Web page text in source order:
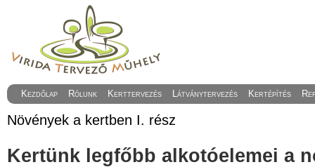
Kezdőlap Rólunk Kerttervezés Látványtervezés Kertépítés
Növények a kertben I. rész
Kertünk legfőbb alkotóelemei a